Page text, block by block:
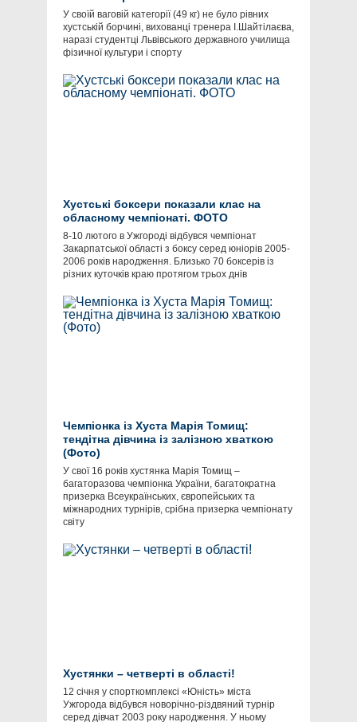
У своїй ваговій категорії (49 кг) не було рівних
хустській борчині, вихованці тренера І.Шайтілаєва,
наразі студентці Львівського державного училища
фізичної культури і спорту
Хустські боксери показали клас на
обласному чемпіонаті. ФОТО
8-10 лютого в Ужгороді відбувся чемпіонат
Закарпатської області з боксу серед юніорів 2005-
2006 років народження. Близько 70 боксерів із
різних куточків краю протягом трьох днів
Чемпіонка із Хуста Марія Томищ:
тендітна дівчина із залізною хваткою
(Фото)
У свої 16 років хустянка Марія Томищ –
багаторазова чемпіонка України, багатократна
призерка Всеукраїнських, європейських та
міжнародних турнірів, срібна призерка чемпіонату
світу
Хустянки – четверті в області!
12 січня у спорткомплексі «Юність» міста
Ужгорода відбувся новорічно-різдвяний турнір
серед дівчат 2003 року народження. У ньому